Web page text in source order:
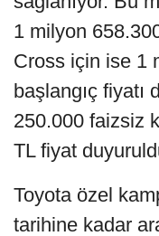
1 milyon
Cross için ise 1
başlangıç fiyatı
250.000 faizsiz
TL fiyat
Toyota özel
tarihine kadar